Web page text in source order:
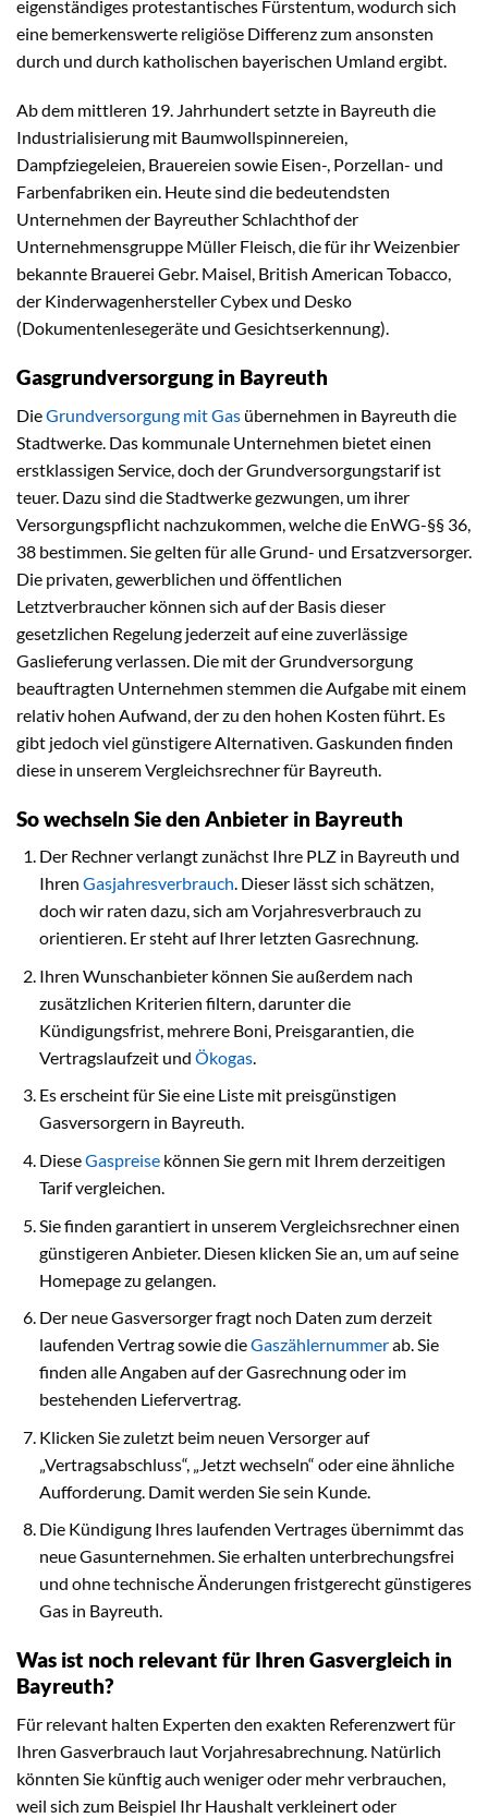
eigenständiges protestantisches Fürstentum, wodurch sich
eine bemerkenswerte religiöse Differenz zum ansonsten
durch und durch katholischen bayerischen Umland ergibt.
Ab dem mittleren 19. Jahrhundert setzte in Bayreuth die
Industrialisierung mit Baumwollspinnereien,
Dampfziegeleien, Brauereien sowie Eisen-, Porzellan- und
Farbenfabriken ein. Heute sind die bedeutendsten
Unternehmen der Bayreuther Schlachthof der
Unternehmensgruppe Müller Fleisch, die für ihr Weizenbier
bekannte Brauerei Gebr. Maisel, British American Tobacco,
der Kinderwagenhersteller Cybex und Desko
(Dokumentenlesegeräte und Gesichtserkennung).
Gasgrundversorgung in Bayreuth
DieGrundversorgung mit Gas übernehmen in Bayreuth die
Stadtwerke. Das kommunale Unternehmen bietet einen
erstklassigen Service, doch der Grundversorgungstarif ist
teuer. Dazu sind die Stadtwerke gezwungen, um ihrer
Versorgungspflicht nachzukommen, welche die EnWG-§§ 36,
38 bestimmen. Sie gelten für alle Grund- und Ersatzversorger.
Die privaten, gewerblichen und öffentlichen
Letztverbraucher können sich auf der Basis dieser
gesetzlichen Regelung jederzeit auf eine zuverlässige
Gaslieferung verlassen. Die mit der Grundversorgung
beauftragten Unternehmen stemmen die Aufgabe mit einem
relativ hohen Aufwand, der zu den hohen Kosten führt. Es
gibt jedoch viel günstigere Alternativen. Gaskunden finden
diese in unserem Vergleichsrechner für Bayreuth.
So wechseln Sie den Anbieter in Bayreuth
Der Rechner verlangt zunächst Ihre PLZ in Bayreuth und
Ihren Gasjahresverbrauch. Dieser lässt sich schätzen,
doch wir raten dazu, sich am Vorjahresverbrauch zu
orientieren. Er steht auf Ihrer letzten Gasrechnung.
Ihren Wunschanbieter können Sie außerdem nach
zusätzlichen Kriterien filtern, darunter die
Kündigungsfrist, mehrere Boni, Preisgarantien, die
Vertragslaufzeit und Ökogas.
Es erscheint für Sie eine Liste mit preisgünstigen
Gasversorgern in Bayreuth.
DieseGaspreisekönnen Sie gern mit Ihrem derzeitigen
Tarif vergleichen.
Sie finden garantiert in unserem Vergleichsrechner einen
günstigeren Anbieter. Diesen klicken Sie an, um auf seine
Homepage zu gelangen.
Der neue Gasversorger fragt noch Daten zum derzeit
laufenden Vertrag sowie dieGaszählernummerab. Sie
finden alle Angaben auf der Gasrechnung oder im
bestehenden Liefervertrag.
Klicken Sie zuletzt beim neuen Versorger auf
„Vertragsabschluss“, „Jetzt wechseln“ oder eine ähnliche
Aufforderung. Damit werden Sie sein Kunde.
Die Kündigung Ihres laufenden Vertrages übernimmt das
neue Gasunternehmen. Sie erhalten unterbrechungsfrei
und ohne technische Änderungen fristgerecht günstigeres
Gas in Bayreuth.
Was ist noch relevant für Ihren Gasvergleich in
Bayreuth?
Für relevant halten Experten den exakten Referenzwert für
Ihren Gasverbrauch laut Vorjahresabrechnung. Natürlich
könnten Sie künftig auch weniger oder mehr verbrauchen,
weil sich zum Beispiel Ihr Haushalt verkleinert oder